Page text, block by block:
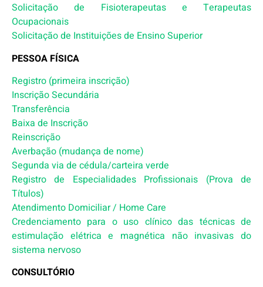
Solicitação de Fisioterapeutas e Terapeutas
Ocupacionais
Solicitação de Instituições de Ensino Superior
PESSOA FÍSICA
Registro (primeira inscrição)
Inscrição Secundária
Transferência
Baixa de Inscrição
Reinscrição
Averbação (mudança de nome)
Segunda via de cédula/carteira verde
Registro de Especialidades Profissionais (Prova de
Títulos)
Atendimento Domiciliar / Home Care
Credenciamento para o uso clínico das técnicas de
estimulação elétrica e magnética não invasivas do
sistema nervoso
CONSULTÓRIO